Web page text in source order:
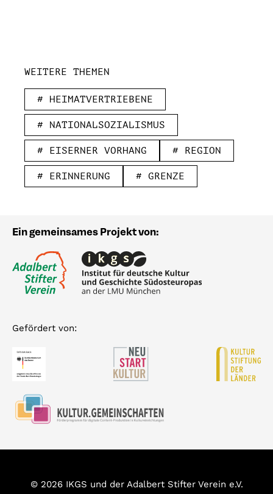
WEITERE THEMEN
# HEIMATVERTRIEBENE
# NATIONALSOZIALISMUS
# EISERNER VORHANG # REGION
# ERINNERUNG # GRENZE
Ein gemeinsames Projekt von:
Gefördert von:
© 2026 IKGS und der Adalbert Stifter Verein e.V.